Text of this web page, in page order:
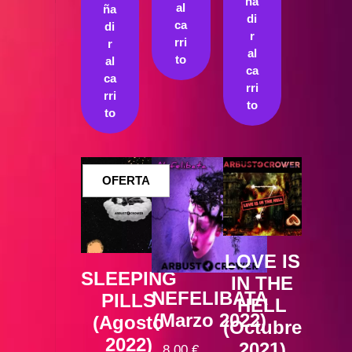
ña
di
r
al
ca
rri
to
al
ca
rri
to
di
r
al
ca
rri
to
OFERTAPRODUCTO
OFERTA
SLEEPING
PILLS
(Agosto
2022)
NEFELIBATA
(Marzo 2022)
LOVE IS
IN THE
HELL
(Octubre